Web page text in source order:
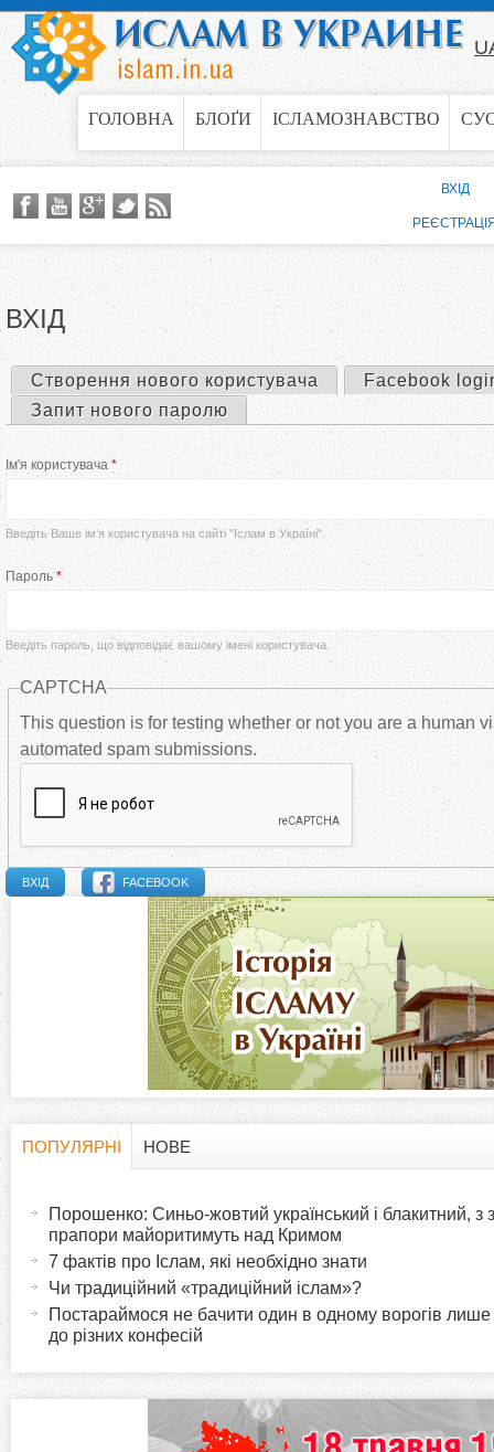
Jump to navigation
ГОЛОВНА БЛОҐИ ІСЛАМОЗНАВСТВО
ВХІД
е
в
н
н
в
к
к
Створення нового користувача
Facebook
Запит нового паролю
Ім'я користувача *
Введіть Ваше ім’я користувача на сайті "Іслам в Україні".
Пароль *
Введіть пароль, що відповідає вашому імені користувача.
CAPTCHA
This question is for testing whether or not you are a human
automated spam submissions.
FACEBOOK
ВХІД
z
ПОПУЛЯРНІ
в
НОВЕ
Порошенко: Синьо-жовтий український і блакитний, з
прапори майоритимуть над Кримом
7 фактів про Іслам, які необхідно знати
Чи традиційний «традиційний іслам»?
Постараймося не бачити один в одному ворогів лише
до різних конфесій